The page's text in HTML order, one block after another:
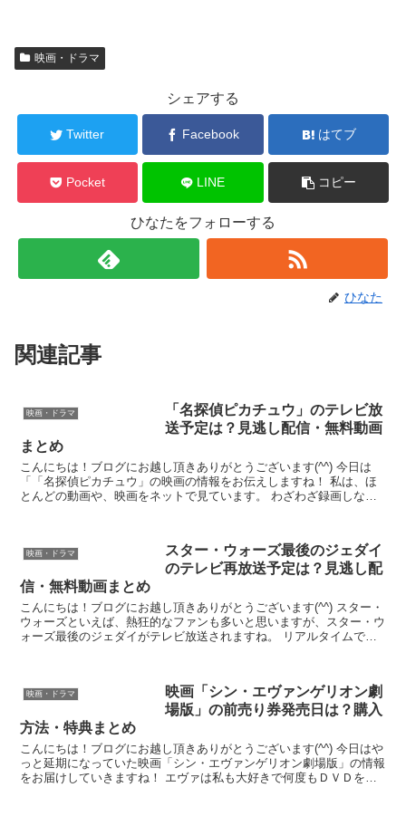
映画・ドラマ
シェアする
Twitter Facebook はてブ
Pocket LINE コピー
ひなたをフォローする
ひなた
関連記事
映画・ドラマ
「名探偵ピカチュウ」のテレビ放
送予定は？見逃し配信・無料動画
まとめ
こんにちは！ブログにお越し頂きありがとうございます(^^) 今日は
「「名探偵ピカチュウ」の映画の情報をお伝えしますね！ 私は、ほ
とんどの動画や、映画をネットで見ています。 わざわざ録画しなく
映画・ドラマ
スター・ウォーズ最後のジェダイ
のテレビ再放送予定は？見逃し配
信・無料動画まとめ
こんにちは！ブログにお越し頂きありがとうございます(^^) スター・
ウォーズといえば、熱狂的なファンも多いと思いますが、スター・ウ
ォーズ最後のジェダイがテレビ放送されますね。 リアルタイムで見
映画・ドラマ
映画「シン・エヴァンゲリオン劇
場版」の前売り券発売日は？購入
方法・特典まとめ
こんにちは！ブログにお越し頂きありがとうございます(^^) 今日はや
っと延期になっていた映画「シン・エヴァンゲリオン劇場版」の情報
をお届けしていきますね！ エヴァは私も大好きで何度もＤＶＤを見